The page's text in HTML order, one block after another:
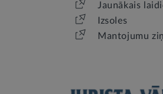
Jaunākais
Izsoles
Mantojumu